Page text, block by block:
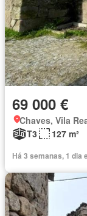
69 000 €
Chaves, Vila
T3
127 m²
Há 3 semanas, 1 dia